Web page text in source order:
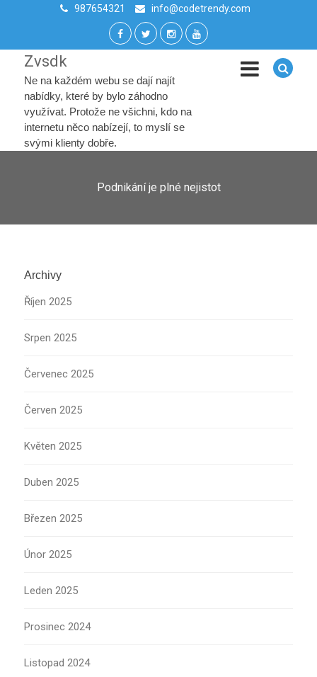
987654321 info@codetrendy.com
Zvsdk
Ne na každém webu se dají najít
nabídky, které by bylo záhodno
využívat. Protože ne všichni, kdo na
internetu něco nabízejí, to myslí se
svými klienty dobře.
Podnikání je plné nejistot
Archivy
Říjen 2025
Srpen 2025
Červenec 2025
Červen 2025
Květen 2025
Duben 2025
Březen 2025
Únor 2025
Leden 2025
Prosinec 2024
Listopad 2024